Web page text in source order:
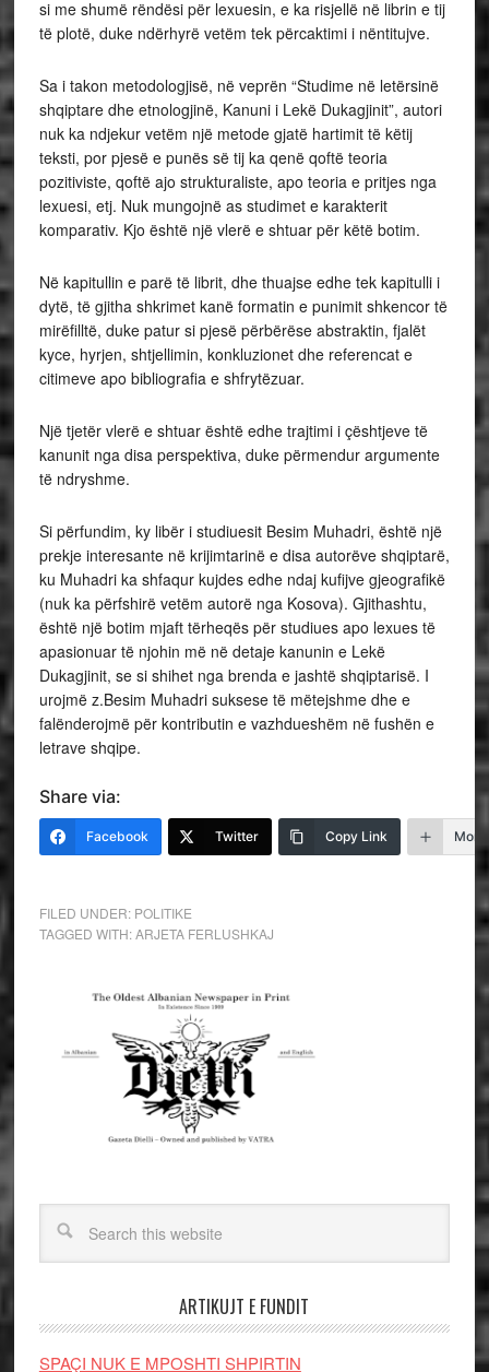
si me shumë rëndësi për lexuesin, e ka risjellë në librin e tij
të plotë, duke ndërhyrë vetëm tek përcaktimi i nëntitujve.
Sa i takon metodologjisë, në veprën “Studime në letërsinë
shqiptare dhe etnologjinë, Kanuni i Lekë Dukagjinit”, autori
nuk ka ndjekur vetëm një metode gjatë hartimit të këtij
teksti, por pjesë e punës së tij ka qenë qoftë teoria
pozitiviste, qoftë ajo strukturaliste, apo teoria e pritjes nga
lexuesi, etj. Nuk mungojnë as studimet e karakterit
komparativ. Kjo është një vlerë e shtuar për këtë botim.
Në kapitullin e parë të librit, dhe thuajse edhe tek kapitulli i
dytë, të gjitha shkrimet kanë formatin e punimit shkencor të
mirëfilltë, duke patur si pjesë përbërëse abstraktin, fjalët
kyce, hyrjen, shtjellimin, konkluzionet dhe referencat e
citimeve apo bibliografia e shfrytëzuar.
Një tjetër vlerë e shtuar është edhe trajtimi i çështjeve të
kanunit nga disa perspektiva, duke përmendur argumente
të ndryshme.
Si përfundim, ky libër i studiuesit Besim Muhadri, është një
prekje interesante në krijimtarinë e disa autorëve shqiptarë,
ku Muhadri ka shfaqur kujdes edhe ndaj kufijve gjeografikë
(nuk ka përfshirë vetëm autorë nga Kosova). Gjithashtu,
është një botim mjaft tërheqës për studiues apo lexues të
apasionuar të njohin më në detaje kanunin e Lekë
Dukagjinit, se si shihet nga brenda e jashtë shqiptarisë. I
urojmë z.Besim Muhadri suksese të mëtejshme dhe e
falënderojmë për kontributin e vazhdueshëm në fushën e
letrave shqipe.
Share via:
Facebook Twitter Copy Link More
FILED UNDER: POLITIKE
TAGGED WITH:ARJETA FERLUSHKAJ
ARTIKUJT E FUNDIT
SPAÇI NUK E MPOSHTI SHPIRTIN